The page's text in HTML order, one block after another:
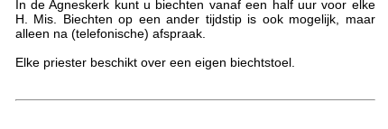
In de Agneskerk kunt u biechten vanaf een half uur voor elke
H. Mis. Biechten op een ander tijdstip is ook mogelijk, maar
alleen na (telefonische) afspraak.
Elke priester beschikt over een eigen biechtstoel.